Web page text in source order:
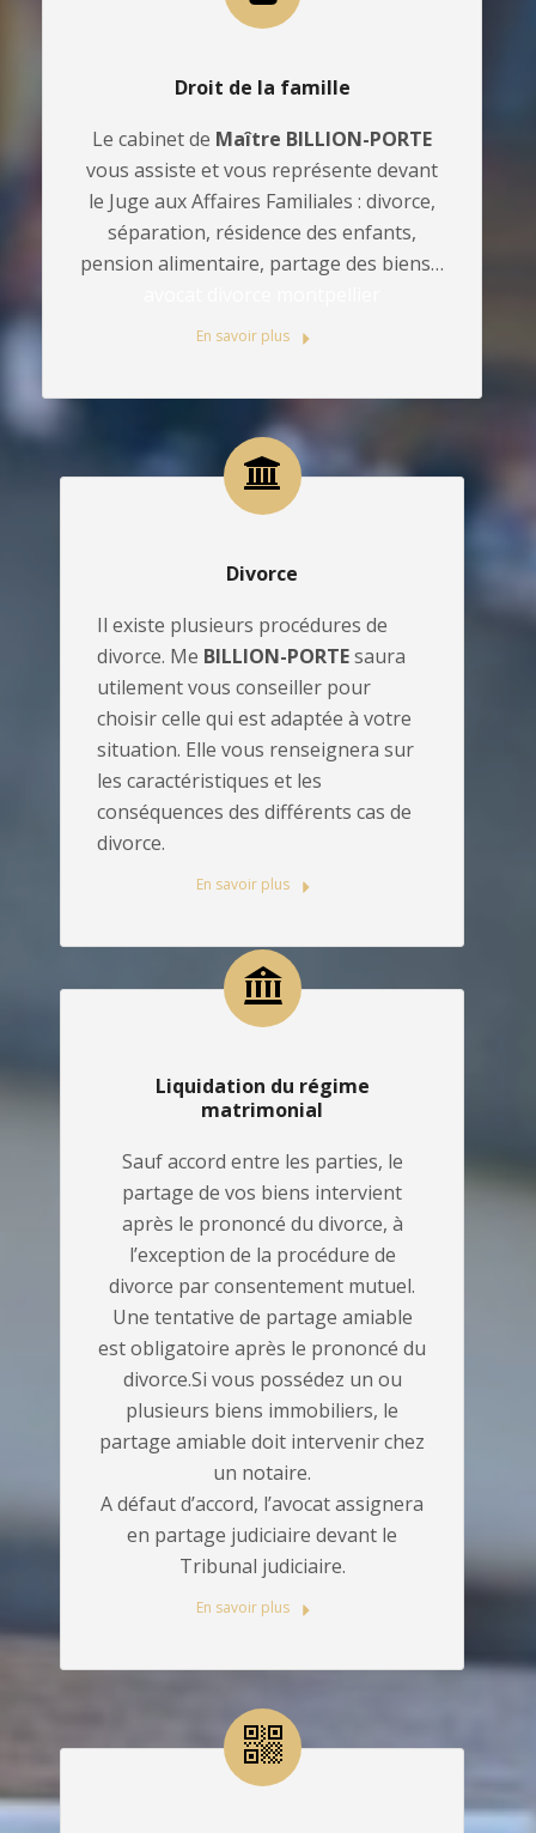
Droit de la famille
Le cabinet de Maître BILLION-PORTE
vous assiste et vous représente devant
le Juge aux Affaires Familiales : divorce,
séparation, résidence des enfants,
pension alimentaire, partage des biens…
En savoir plus
Divorce
Il existe plusieurs procédures de
divorce. Me BILLION-PORTEsaura
utilement vous conseiller pour
choisir celle qui est adaptée à votre
situation. Elle vous renseignera sur
les caractéristiques et les
conséquences des différents cas de
divorce.
En savoir plus
Liquidation du régime
matrimonial
Sauf accord entre les parties, le
partage de vos biens intervient
après le prononcé du divorce, à
l’exception de la procédure de
divorce par consentement mutuel.
Une tentative de partage amiable
est obligatoire après le prononcé du
divorce.Si vous possédez un ou
plusieurs biens immobiliers, le
partage amiable doit intervenir chez
un notaire.
A défaut d’accord, l’avocat assignera
en partage judiciaire devant le
Tribunal judiciaire.
En savoir plus